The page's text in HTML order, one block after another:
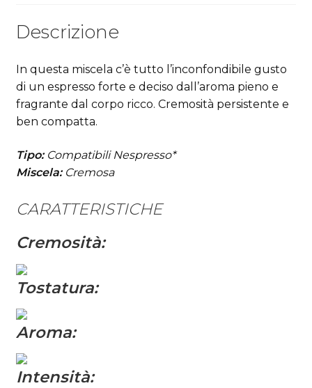
Descrizione
In questa miscela c’è tutto l’inconfondibile gusto
di un espresso forte e deciso dall’aroma pieno e
fragrante dal corpo ricco. Cremosità persistente e
ben compatta.
Tipo:Compatibili Nespresso*
Miscela:Cremosa
CARATTERISTICHE
Cremosità:
Tostatura:
Aroma:
Intensità: